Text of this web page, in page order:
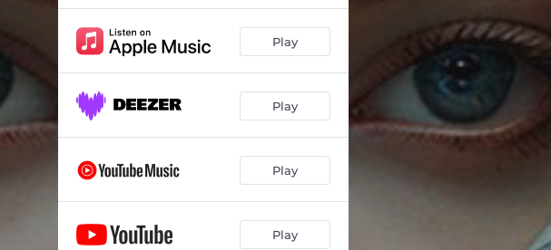
Ya No Mas Control
Destrucción Será 01:55
No Entienden
Somos Muchos 01:56
01:55
Play
Play
Play
Play